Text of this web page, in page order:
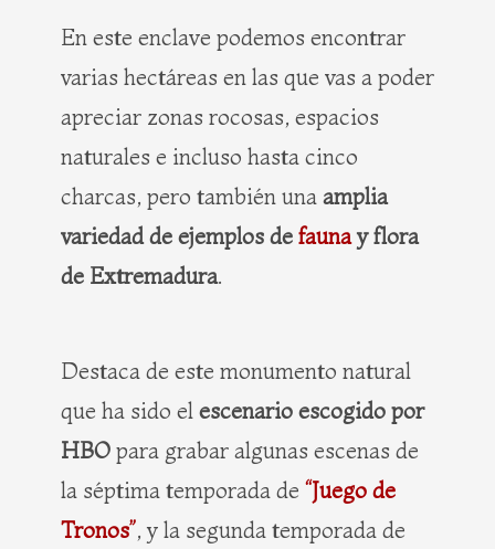
En este enclave podemos encontrar
varias hectáreas en las que vas a poder
apreciar zonas rocosas, espacios
naturales e incluso hasta cinco
charcas, pero también una amplia
variedad de ejemplos de faunay flora
de Extremadura.
Destaca de este monumento natural
que ha sido el escenario escogido por
HBO para grabar algunas escenas de
la séptima temporada de “Juego de
Tronos”, y la segunda temporada de